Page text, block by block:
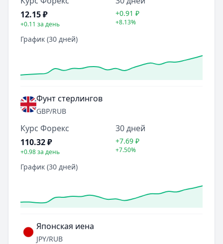
12.15₽
+0.11 за день
+0.91 ₽
+8.13%
График (30 дней)
Фунт стерлингов
GBP/RUB
Курс Форекс
110.32₽
+0.98за день
30 дней
+7.69 ₽
+7.50%
График (30 дней)
Японская иена
JPY/RUB